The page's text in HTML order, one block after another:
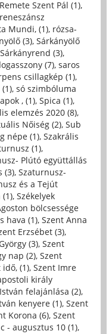
Remete Szent Pál (1),
reneszánsz
Mundi, (1), rózsa-
(3), Sárkányölő
Sárkányrend (3),
(7), saros
csillagkép (1),
, só szimbóluma
, (1), Spica (1),
elemzés 2020 (8),
Nőiség (2), Sub
népe (1), Szakrális
(1),
Plútó együttállás
(3), Szaturnusz-
és a Tejút
(1), Székelyek
bölcsessége
hava (1), Szent Anna
Erzsébet (3),
(3), Szent
nap (2), Szent
(1), Szent Imre
király
felajánlása (2),
kenyere (1), Szent
Korona (6), Szent
- augusztus 10 (1),